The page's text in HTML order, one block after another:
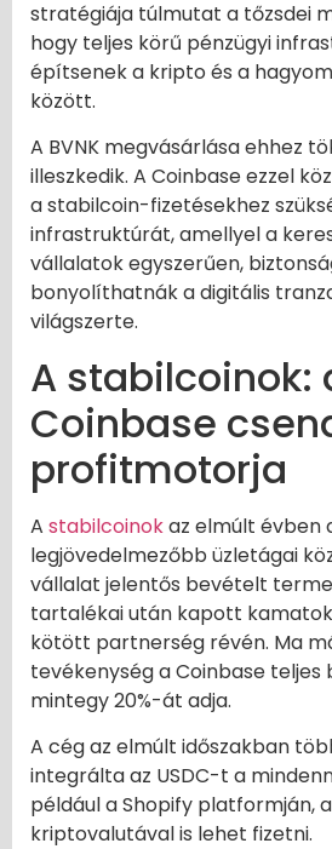
stratégiája túlmutat a tőzsdei
hogy teljes körű pénzügyi
építsenek a kripto és a
között.
A BVNK megvásárlása ehhez
illeszkedik. A Coinbase ezzel
a stabilcoin-fizetésekhez
infrastruktúrát, amellyel a
vállalatok egyszerűen,
bonyolíthatnák a digitális
világszerte.
A stabilcoinok:
Coinbase
profitmotorja
A stabilcoinokaz elmúlt évben
legjövedelmezőbb üzletágai
vállalat jelentős bevételt
tartalékai után kapott
kötött partnerség révén. Ma
tevékenység a Coinbase
mintegy 20%-át adja.
A cég az elmúlt időszakban
integrálta az USDC-t a
például a Shopify platformján,
kriptovalutával is lehet fizetni.